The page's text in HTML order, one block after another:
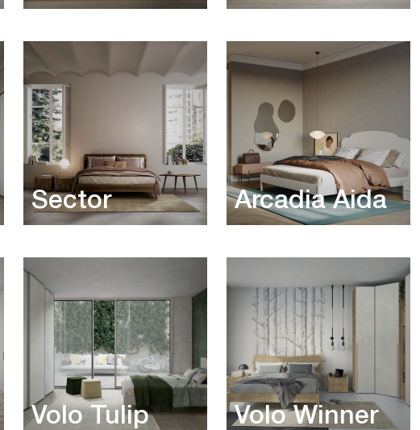
Sector Arcadia Aida
Volo Tulip Volo Winner